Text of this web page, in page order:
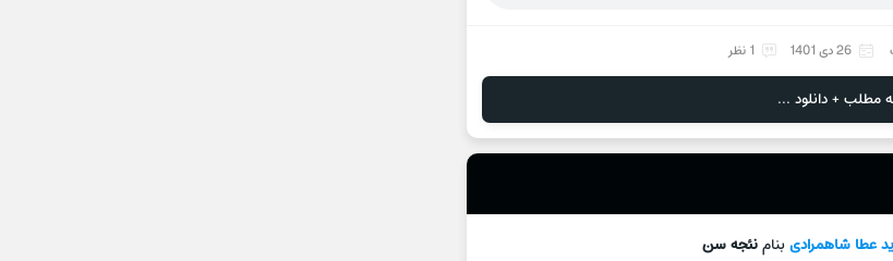
26 دی 1401 1 نظر
مطلب + دانلود ...
عطا شاهمرادیبنامنئجه سن